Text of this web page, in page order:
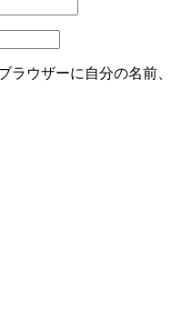
ラウザーに自分の名前